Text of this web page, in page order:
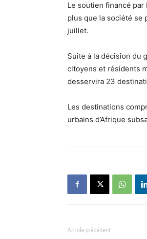
Le soutien financé par
plus que la société se
juillet.
Suite à la décision du
citoyens et résidents
desservira 23
Les destinations
urbains d’Afrique
Article précédent